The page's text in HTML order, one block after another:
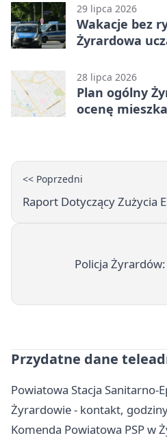
29 lipca 2026
Wakacje bez
Żyrardowa
28 lipca 2026
Plan ogólny
ocenę
<< Poprzedni
Raport Dotyczący Zużycia
Policja
Przydatne dane
Powiatowa Stacja Sanitarno-
Żyrardowie - kontakt,
Komenda Powiatowa PSP w